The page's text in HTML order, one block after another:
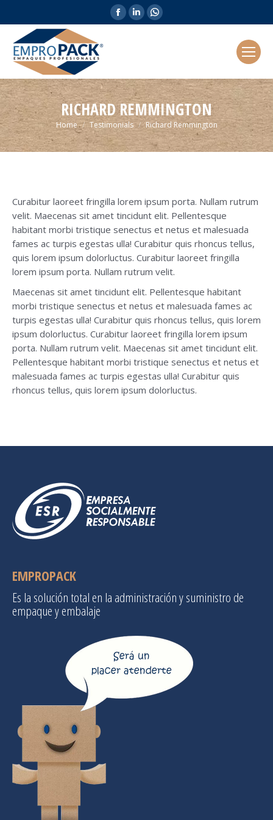
Facebook
page
window
Linkedin
page
window
Whatsapp
page
window
RICHARD REMMINGTON
You are here:
Home Testimonials Richard Remmington
Curabitur laoreet fringilla lorem ipsum porta. Nullam rutrum
velit. Maecenas sit amet tincidunt elit. Pellentesque
habitant morbi tristique senectus et netus et malesuada
fames ac turpis egestas ulla! Curabitur quis rhoncus tellus,
quis lorem ipsum dolorluctus. Curabitur laoreet fringilla
lorem ipsum porta. Nullam rutrum velit.
Maecenas sit amet tincidunt elit. Pellentesque habitant
morbi tristique senectus et netus et malesuada fames ac
turpis egestas ulla! Curabitur quis rhoncus tellus, quis lorem
ipsum dolorluctus. Curabitur laoreet fringilla lorem ipsum
porta. Nullam rutrum velit. Maecenas sit amet tincidunt elit.
Pellentesque habitant morbi tristique senectus et netus et
malesuada fames ac turpis egestas ulla! Curabitur quis
rhoncus tellus, quis lorem ipsum dolorluctus.
EMPROPACK
Es la solución total en la administración y suministro de
empaque y embalaje